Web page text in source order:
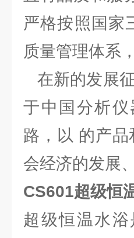
严格按照国家
质量管理体系
在新的发展
于中国分析
路，以 的产
会经济的发展
CS601超级恒
超级恒温水